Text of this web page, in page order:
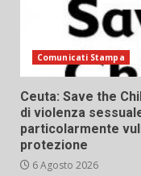
Comunicati Stampa
Ceuta: Save the
di violenza
particolarmente
protezione
6 Agosto 2026